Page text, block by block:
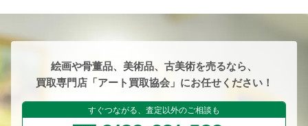
絵画や骨董品、美術品、古美術を売るなら、
買取専門店「アート買取協会」にお任せください！
すぐつながる、査定以外のご相談も